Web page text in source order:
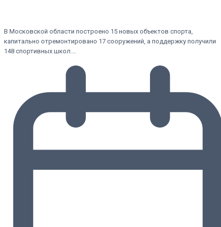
В Московской области построено 15 новых объектов спорта,
капитально отремонтировано 17 сооружений, а поддержку получили
148 спортивных школ.…